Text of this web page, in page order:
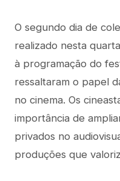
O segundo dia de
realizado nesta
à programação do
ressaltaram o papel
no cinema. Os
importância de
privados no
produções que